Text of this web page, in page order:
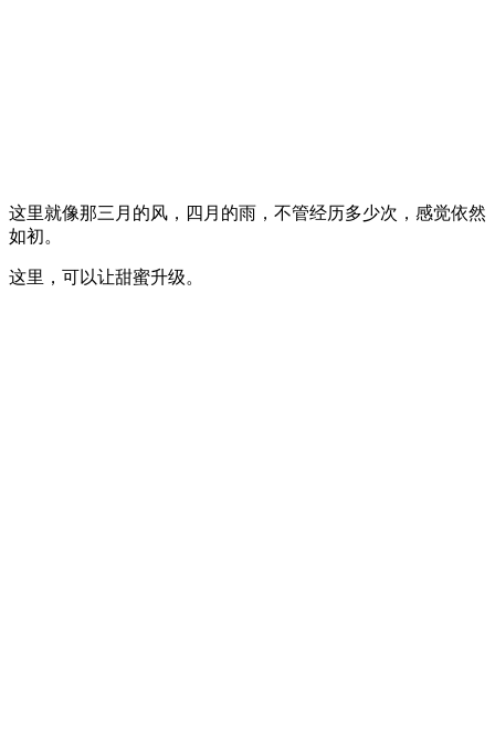
这里就像那三月的风，四月的雨，不管经历多少次，感觉依然
如初。
这里，可以让甜蜜升级。